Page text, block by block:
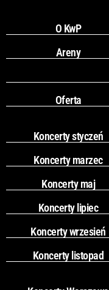
O KwP
Areny
Oferta
Koncerty styczeń
Koncerty marzec
Koncerty maj
Koncerty lipiec
Koncerty wrzesień
Koncerty listopad